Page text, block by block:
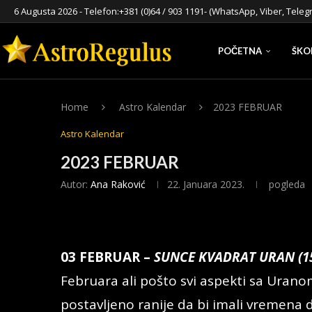
6 Augusta 2026 - Telefon:+381 (0)64 / 903 1191- (WhatsApp, Viber,
POČETNA
Home Astro Kalendar 2023 FEBRUAR
Astro Kalendar
2023 FEBRUAR
Autor: Ana Raković 22. Januara 2023. pogleda
03 FEBRUAR – SUNCE KVADRAT URAN
Februara ali pošto svi aspekti sa
postavljeno ranije da bi imali vremena